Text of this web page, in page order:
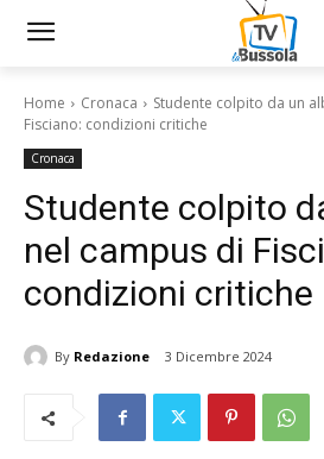
Home Cronaca
Studente colpito da un
Fisciano: condizioni critiche
Cronaca
Studente colpito
nel campus di
condizioni critiche
By Redazione 3 Dicembre 2024